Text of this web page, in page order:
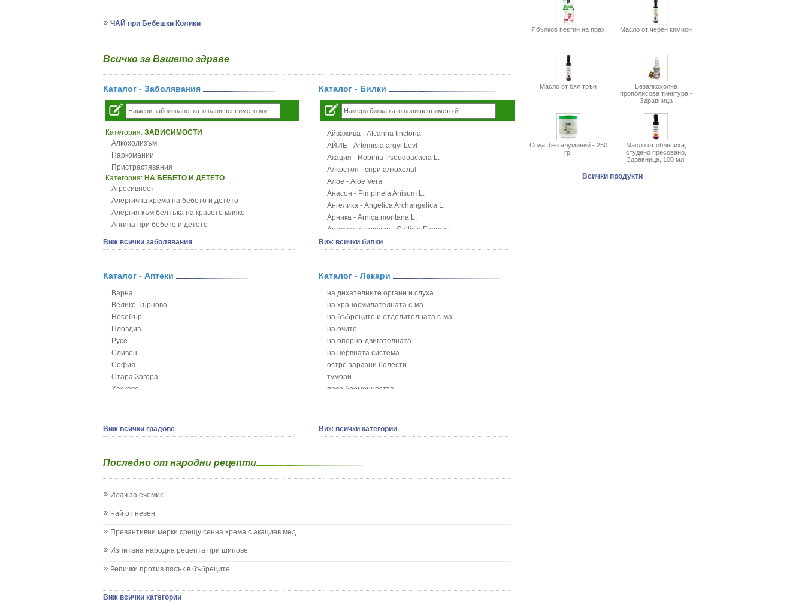
ЧАЙ при Бебешки Колики
Всичко за Вашето здраве
Каталог - Заболявания
Категория: ЗАВИСИМОСТИ
Алкохолизъм
Наркомании
Пристрастявания
Категория: НА БЕБЕТО И ДЕТЕТО
Агресивност
Алергична хрема на бебето и детето
Алергия към белтъка на кравето мляко
Ангина при бебето и детето
Анемия при бебето и детето
Апетит - пълни деца
Безапетитие при бебето и детето
Бронхит и пневмония при деца
Варицела
Висока температура на бебето и детето
Възпаление на ушите на бебето и детето
Глисти
Грижа за пъпа на новороденото
Грип при бебето и детето
Гърч
Детски диабет
Жълтеница
Запек на бебето и детето
Кашлица при бебето и детето
Колики
Менингит
Млечница
Нощно напикаване - енуреза
Виж всички заболявания
Каталог - Билки
Айважива - Alcanna tinctoria
АЙИЕ - Artemisia argyi Levl
Акация - Robinia Pseudoacacia L.
Алкостоп - спри алкохола!
Алое - Aloe Vera
Анасон - Pimpinela Anisum L.
Ангелика - Angelica Archangelica L.
Арника - Arnica montana L.
Ароматна кализия - Callisia Fragans
Арония - Sorbus melanocorpa
Блатен аир - Acorus calamus L.
Блатен тъжник - Spirea ulmaria L.
Блян
Бобови шушулки - Phaseolus Vulgaris L.
Божур - Paeonia Decora
Борови връхчета - Pinus sylvestris
Босилек - Ocimum Basillicum
Брей - Tamus Communis
Брош - Rubia tinctorum L.
Бръшлян - Hedera helix L.
Бял имел - Viscum album L.
Бял оман - Inula Helenium L.
Бяла върба - Salix Аlba
Вратига - Tanacetrum Vulgare
Виж всички билки
Каталог - Аптеки
Варна
Велико Търново
Несебър
Пловдив
Русе
Сливен
София
Стара Загора
Хасково
Виж всички градове
Каталог - Лекари
на дихателните органи и слуха
на храносмилателната с-ма
на бъбреците и отделителната с-ма
на очите
на опорно-двигателната
на нервната система
остро заразни болести
тумори
през бременността
сексуални проблеми
на половите органи
Виж всички категории
Последно от народни рецепти
Илач за ечемик
Чай от невен
Превантивни мерки срещу сенна хрема с акациев мед
Изпитана народна рецепта при шипове
Репички против пясък в бъбреците
Виж всички категории
Ябълков пектин на прах Масло от черен кимион
Масло от бял трън
Безалкохолна
прополисова тинктура -
Здравница
Сода, без алуминий - 250
гр.
Масло от облепиха,
студено пресовано,
Здравница, 100 мл.
Всички продукти